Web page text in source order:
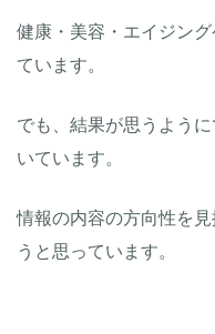
健康・美容・エイジン
ています。
でも、結果が思うよう
いています。
情報の内容の方向性を
うと思っています。